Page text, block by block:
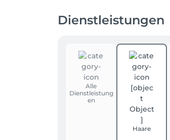
Dienstleistungen
Alle
Dienstleistung
en
Haare